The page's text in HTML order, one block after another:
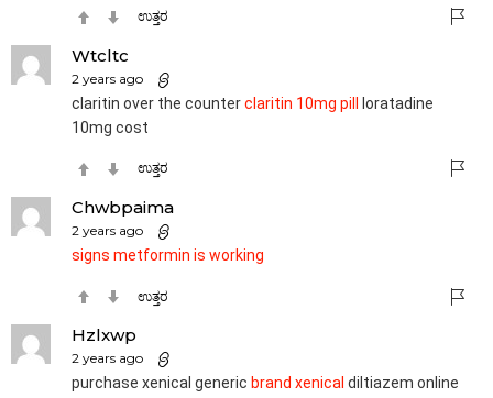
ಉತ್ತರ
Wtcltc
2 years ago
claritin over the counterclaritin 10mg pill
loratadine
10mg cost
ಉತ್ತರ
Chwbpaima
2 years ago
signs metformin is working
ಉತ್ತರ
Hzlxwp
2 years ago
purchase xenical generic brand xenical diltiazem online